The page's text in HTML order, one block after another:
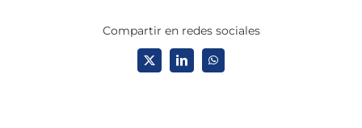
Compartir en redes sociales
X LinkedInWhatsApp